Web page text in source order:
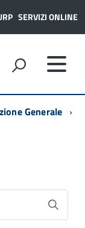
SERVIZI ONLINE
Generale